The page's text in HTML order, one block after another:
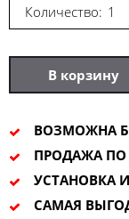
Количество:
В корзину
ВОЗМОЖНА
ПРОДАЖА ПО
УСТАНОВКА
САМАЯ